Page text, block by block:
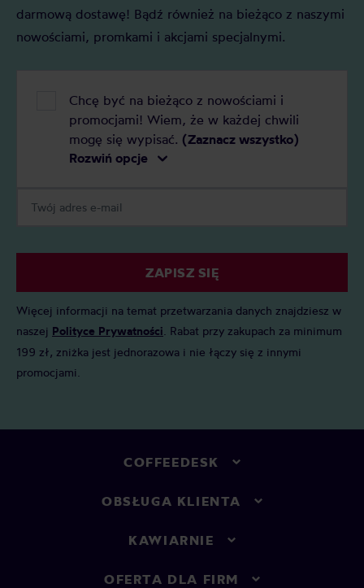
darmową dostawę! Bądź również na bieżąco z naszymi
nowościami, promkami i akcjami specjalnymi.
Chcę być na bieżąco z nowościami i
promocjami! Wiem, że w każdej chwili
mogę się wypisać. (Zaznacz wszystko)
Rozwiń opcje
ZAPISZ SIĘ
Więcej informacji na temat przetwarzania danych znajdziesz w
naszej Polityce Prywatności . Rabat przy zakupach za minimum
199 zł, zniżka jest jednorazowa i nie łączy się z innymi
promocjami.
COFFEEDESK
OBSŁUGA KLIENTA
KAWIARNIE
OFERTA DLA FIRM